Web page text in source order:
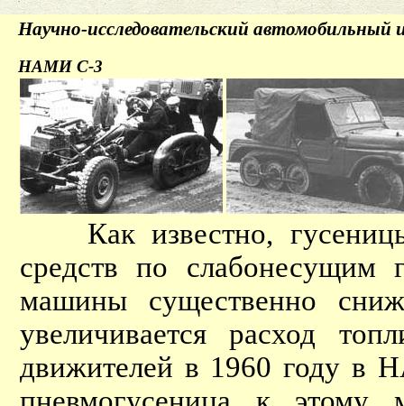
Научно-исследовательский
НАМИ С-3
Как известно, гусеницы
средств по слабонесущим
машины существенно
увеличивается расход
движителей в 1960 году в